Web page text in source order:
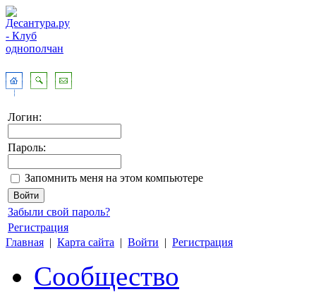
Логин:
Пароль:
Запомнить меня на этом компьютере
Забыли свой пароль?
Регистрация
Главная | Карта сайта | Войти | Регистрация
Сообщество